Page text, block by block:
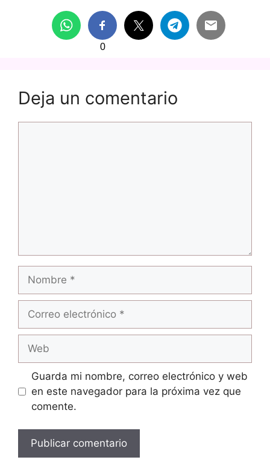
0
Deja un comentario
electrónico
Guarda mi nombre, correo electrónico y web
en este navegador para la próxima vez que
comente.